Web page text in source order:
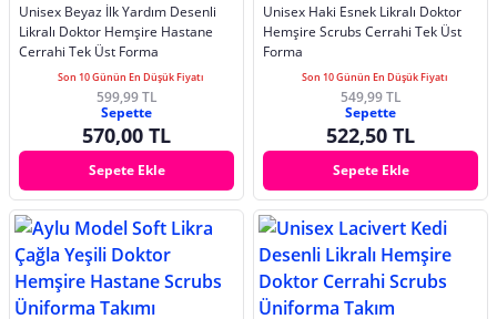
Unisex Beyaz İlk Yardım Desenli
Likralı Doktor Hemşire Hastane
Cerrahi Tek Üst Forma
Son 10 Günün En Düşük Fiyatı
599,99 TL
Sepette
570,00 TL
Sepete Ekle
Unisex Haki Esnek Likralı Doktor
Hemşire Scrubs Cerrahi Tek Üst
Forma
Son 10 Günün En Düşük Fiyatı
549,99 TL
Sepette
522,50 TL
Sepete Ekle